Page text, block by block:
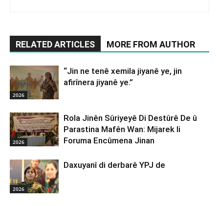
RELATED ARTICLES MORE FROM AUTHOR
2026
“Jin ne tenê xemila jiyanê ye, jin
afirînera jiyanê ye.”
2026
Rola Jinên Sûriyeyê Di Destûrê De û
Parastina Mafên Wan: Mijarek li
Foruma Encûmena Jinan
2026
Daxuyanî di derbarê YPJ de